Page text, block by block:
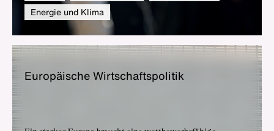
Energie und Klima
Eu­ro­päi­sche Wirt­schafts­po­li­tik